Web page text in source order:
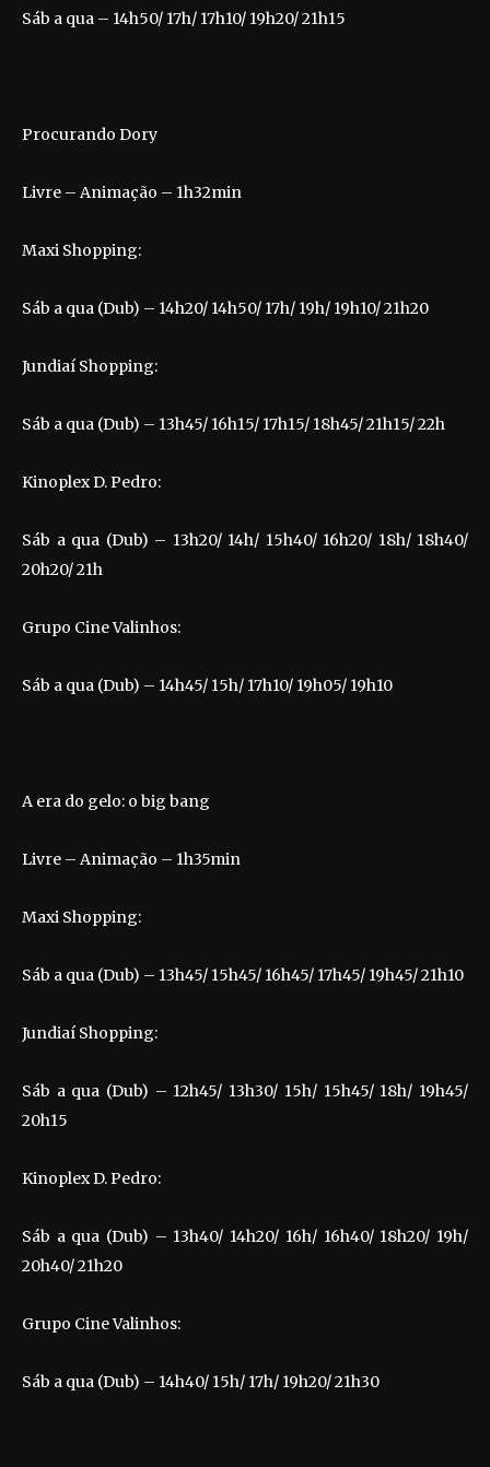
Sáb a qua – 14h50/ 17h/ 17h10/ 19h20/ 21h15
Procurando Dory
Livre – Animação – 1h32min
Maxi Shopping:
Sáb a qua (Dub) – 14h20/ 14h50/ 17h/ 19h/ 19h10/ 21h20
Jundiaí Shopping:
Sáb a qua (Dub) – 13h45/ 16h15/ 17h15/ 18h45/ 21h15/ 22h
Kinoplex D. Pedro:
Sáb a qua (Dub) – 13h20/ 14h/ 15h40/ 16h20/ 18h/ 18h40/
20h20/ 21h
Grupo Cine Valinhos:
Sáb a qua (Dub) – 14h45/ 15h/ 17h10/ 19h05/ 19h10
A era do gelo: o big bang
Livre – Animação – 1h35min
Maxi Shopping:
Sáb a qua (Dub) – 13h45/ 15h45/ 16h45/ 17h45/ 19h45/ 21h10
Jundiaí Shopping:
Sáb a qua (Dub) – 12h45/ 13h30/ 15h/ 15h45/ 18h/ 19h45/
20h15
Kinoplex D. Pedro:
Sáb a qua (Dub) – 13h40/ 14h20/ 16h/ 16h40/ 18h20/ 19h/
20h40/ 21h20
Grupo Cine Valinhos:
Sáb a qua (Dub) – 14h40/ 15h/ 17h/ 19h20/ 21h30